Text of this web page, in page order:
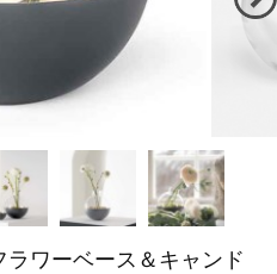
ワーベース＆キャンド